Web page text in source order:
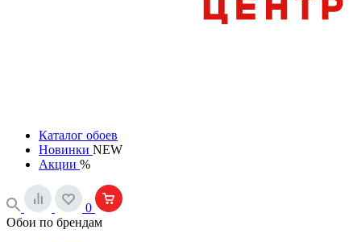
Каталог обоев
Новинки NEW
Акции %
0
Обои по брендам